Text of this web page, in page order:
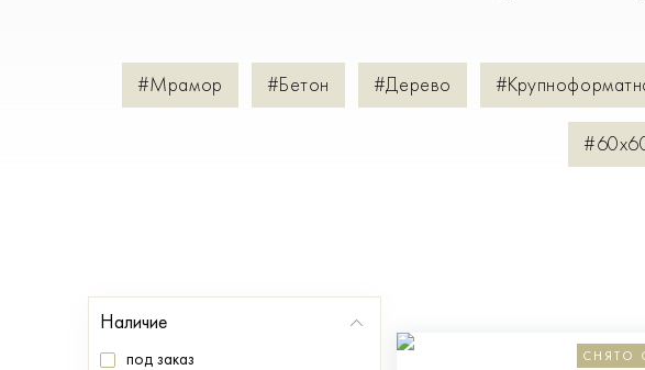
#Мрамор #Бетон #Дерево
Наличие
под заказ СНЯТО